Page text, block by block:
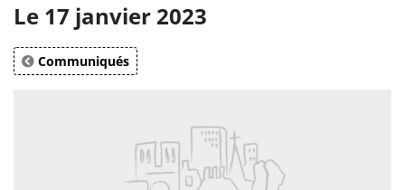
Le 17 janvier 2023
Communiqués